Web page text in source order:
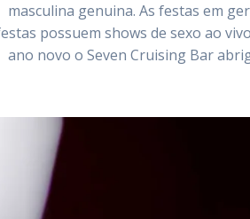
masculina genuina. As festas em
possuem shows de sexo ao
ano novo o Seven Cruising Bar